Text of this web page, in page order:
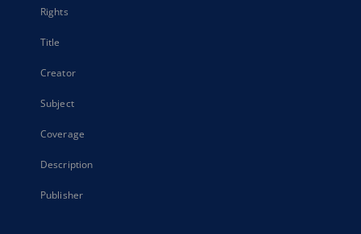
Rights
Title
Creator
Subject
Coverage
Description
Publisher